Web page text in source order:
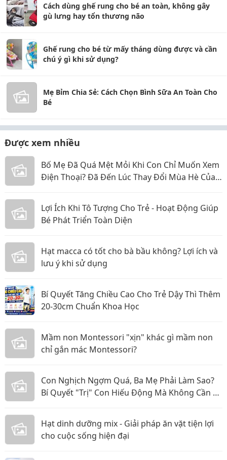
Cách dùng ghế rung cho bé an toàn, không gây
gù lưng hay tổn thương não
Ghế rung cho bé từ mấy tháng dùng được và cần
chú ý gì khi sử dụng?
Mẹ Bỉm Chia Sẻ: Cách Chọn Bình Sữa An Toàn Cho
Bé
Được xem nhiều
Bố Mẹ Đã Quá Mệt Mỏi Khi Con Chỉ Muốn Xem
Điện Thoại? Đã Đến Lúc Thay Đổi Mùa Hè Của
Lợi Ích Khi Tô Tượng Cho Trẻ - Hoạt Động Giúp
Bé Phát Triển Toàn Diện
Hạt macca có tốt cho bà bầu không? Lợi ích và
lưu ý khi sử dụng
Bí Quyết Tăng Chiều Cao Cho Trẻ Dậy Thì Thêm
20-30cm Chuẩn Khoa Học
Mầm non Montessori "xịn" khác gì mầm non
chỉ gắn mác Montessori?
Con Nghịch Ngợm Quá, Ba Mẹ Phải Làm Sao?
Bí Quyết "Trị" Con Hiếu Động Mà Không Cần La
Hạt dinh dưỡng mix - Giải pháp ăn vặt tiện lợi
cho cuộc sống hiện đại